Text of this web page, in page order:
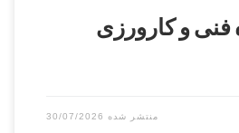
فنی و کارورزی
30/07/2026